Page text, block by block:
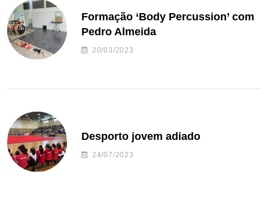
Formação ‘Body Percussion’ com
Pedro Almeida
20/03/2023
Desporto jovem adiado
24/07/2023